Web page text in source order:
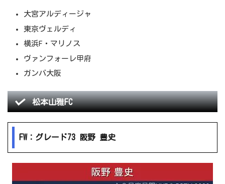
大宮アルディージャ
東京ヴェルディ
横浜F・マリノス
ヴァンフォーレ甲府
ガンバ大阪
松本山雅FC
FW：グレード73 阪野 豊史